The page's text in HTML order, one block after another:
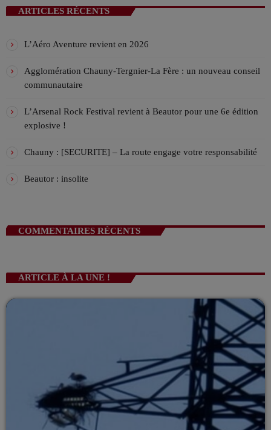
rock dans cette émission hebdo de pure rock ! Le vendredi
Viv’in CLUB – Hard Music Show !
MUSIC NON-STOP
00:00 - 08:00
ARTICLES RÉCENTS
L’Aéro Aventure revient en 2026
Agglomération Chauny-Tergnier-La Fère : un nouveau conseil
communautaire
L’Arsenal Rock Festival revient à Beautor pour une 6e édition
explosive !
Chauny : [SECURITE] – La route engage votre responsabilité
Beautor : insolite
COMMENTAIRES RÉCENTS
ARTICLE À LA UNE !